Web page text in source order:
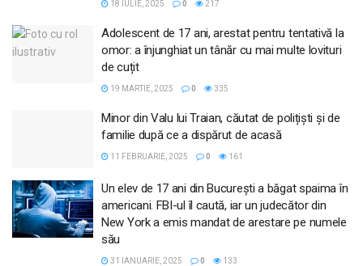
18 IULIE, 2025 0 217
Adolescent de 17 ani, arestat pentru tentativă la
omor: a înjunghiat un tânăr cu mai multe lovituri
de cuțit
19 MARTIE, 2025 0 335
Minor din Valu lui Traian, căutat de polițiști și de
familie după ce a dispărut de acasă
11 FEBRUARIE, 2025 0 161
Un elev de 17 ani din București a băgat spaima în
americani. FBI-ul îl caută, iar un judecător din
New York a emis mandat de arestare pe numele
său
31 IANUARIE, 2025 0 133